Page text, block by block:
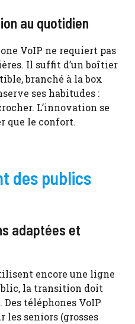
au quotidien
VoIP ne requiert pas
Il suffit d’un boîtier
branché à la box
ses habitudes :
L’innovation se
que le confort.
des publics
adaptées et
encore une ligne
la transition doit
téléphones VoIP
les seniors (grosses